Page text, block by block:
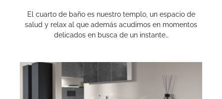
El cuarto de baño es nuestro templo, un espacio de
salud y relax al que además acudimos en momentos
delicados en busca de un instante…